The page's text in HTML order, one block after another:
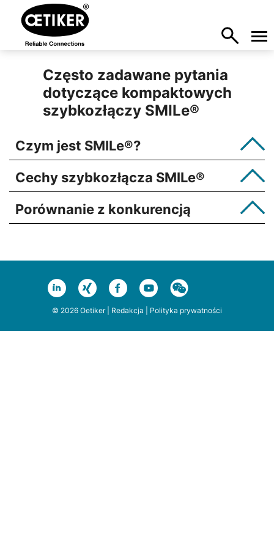
Często zadawane pytania
dotyczące kompaktowych
szybkozłączy SMILe®
Czym jest SMILe®?
Cechy szybkozłącza SMILe®
Porównanie z konkurencją
© 2026 Oetiker | Redakcja Polityka prywatności